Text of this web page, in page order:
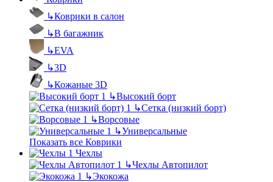
↳Коврики в салон
↳В багажник
↳EVA
↳3D
↳Кожаные 3D
↳Высокий борт
↳Сетка (низкий борт)
↳Ворсовые
↳Универсальные
Показать все Коврики
Чехлы
↳Чехлы Автопилот
↳Экокожа